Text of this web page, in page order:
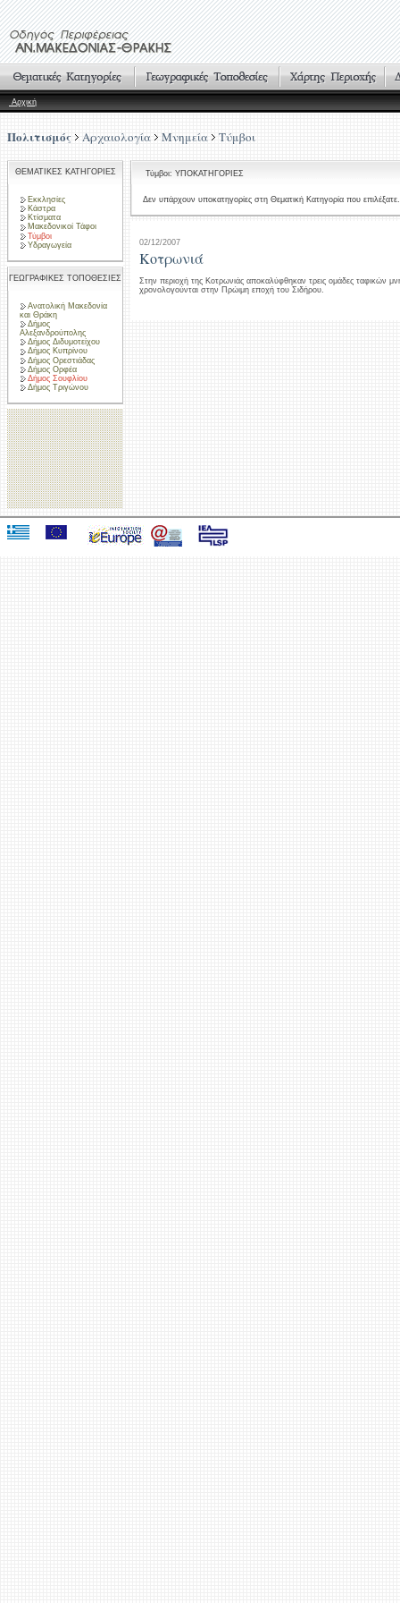
Αρχική
Πολιτισμός Αρχαιολογία Μνημεία Τύμβοι
ΘΕΜΑΤΙΚΕΣ ΚΑΤΗΓΟΡΙΕΣ
Εκκλησίες
Κάστρα
Κτίσματα
Μακεδονικοί Τάφοι
Τύμβοι
Υδραγωγεία
ΓΕΩΓΡΑΦΙΚΕΣ ΤΟΠΟΘΕΣΙΕΣ
Ανατολική Μακεδονία
και Θράκη
Δήμος
Αλεξανδρούπολης
Δήμος Διδυμοτείχου
Δήμος Κυπρίνου
Δήμος Ορεστιάδας
Δήμος Ορφέα
Δήμος Σουφλίου
Δήμος Τριγώνου
Τύμβοι: ΥΠΟΚΑΤΗΓΟΡΙΕΣ
Δεν υπάρχουν υποκατηγορίες στη Θεματική Κατηγορία που επιλέξατε.
02/12/2007
Κοτρωνιά
Στην περιοχή της Κοτρωνιάς αποκαλύφθηκαν τρεις ομάδες ταφικών
χρονολογούνται στην Πρώιμη εποχή του Σιδήρου.